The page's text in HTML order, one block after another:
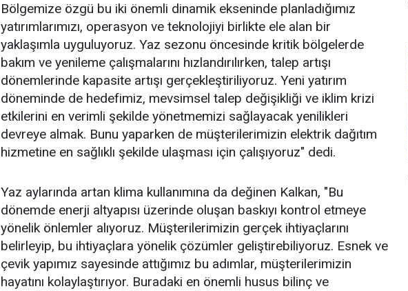
Bölgemize özgü bu iki önemli dinamik ekseninde planladığımız
yatırımlarımızı, operasyon ve teknolojiyi birlikte ele alan bir
yaklaşımla uyguluyoruz. Yaz sezonu öncesinde kritik bölgelerde
bakım ve yenileme çalışmalarını hızlandırılırken, talep artışı
dönemlerinde kapasite artışı gerçekleştiriliyoruz. Yeni yatırım
döneminde de hedefimiz, mevsimsel talep değişikliği ve iklim krizi
etkilerini en verimli şekilde yönetmemizi sağlayacak yenilikleri
devreye almak. Bunu yaparken de müşterilerimizin elektrik dağıtım
hizmetine en sağlıklı şekilde ulaşması için çalışıyoruz" dedi.
Yaz aylarında artan klima kullanımına da değinen Kalkan, "Bu
dönemde enerji altyapısı üzerinde oluşan baskıyı kontrol etmeye
yönelik önlemler alıyoruz. Müşterilerimizin gerçek ihtiyaçlarını
belirleyip, bu ihtiyaçlara yönelik çözümler geliştirebiliyoruz. Esnek ve
çevik yapımız sayesinde attığımız bu adımlar, müşterilerimizin
hayatını kolaylaştırıyor. Buradaki en önemli husus bilinç ve